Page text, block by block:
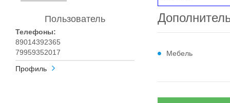
Пользователь
Телефоны:
89014392365
79959352017
Профиль
Мебель